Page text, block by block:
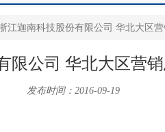
江迦南科技股份有限公司 华北大区
限公司 华北大区营
发布时间：2016-09-19